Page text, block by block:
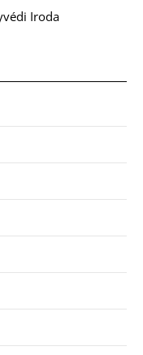
Iroda